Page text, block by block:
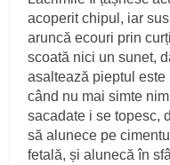
acoperit chipul, iar
aruncă ecouri prin
scoată nici un sunet,
asaltează pieptul
când nu mai simte
sacadate i se topesc,
să alunece pe
fetală, și alunecă în